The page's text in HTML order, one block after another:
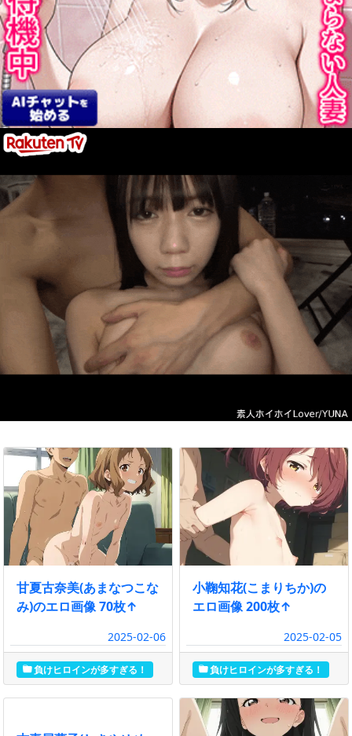
【崩壊:スターレイル】緋英(ひえい)のエロ画像 130枚↑
【ホロライブ】こぼ・かなえるのエロ画像 120枚↑
【個人勢Vtuber】冥鳴ひまり(めいめいひまり)のエロ画像 90
枚↑
【ゼンレスゾーンゼロ】浮波柚葉(うきなみゆずは)のエロ画像
120枚↑
【ゼンレスゾーンゼロ】アリス・タイムフィールドのエロ画
像 120枚↑
甘夏古奈美(あまなつこな
み)のエロ画像 70枚↑
2025-02-06
負けヒロインが多すぎる！
小鞠知花(こまりちか)の
エロ画像 200枚↑
2025-02-05
負けヒロインが多すぎる！